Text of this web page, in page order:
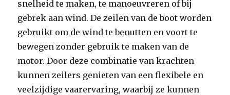
snelheid te maken, te manoeuvreren of bij
gebrek aan wind. De zeilen van de boot worden
gebruikt om de wind te benutten en voort te
bewegen zonder gebruik te maken van de
motor. Door deze combinatie van krachten
kunnen zeilers genieten van een flexibele en
veelzijdige vaarervaring, waarbij ze kunnen